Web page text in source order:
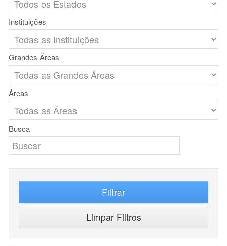
Instituições
Grandes Áreas
Áreas
Busca
Filtrar
Limpar Filtros